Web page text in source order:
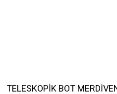
TELESKOPİK BOT